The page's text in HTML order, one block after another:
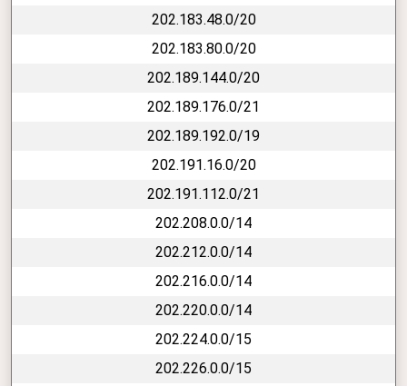
202.183.48.0/20
202.183.80.0/20
202.189.144.0/20
202.189.176.0/21
202.189.192.0/19
202.191.16.0/20
202.191.112.0/21
202.208.0.0/14
202.212.0.0/14
202.216.0.0/14
202.220.0.0/14
202.224.0.0/15
202.226.0.0/15